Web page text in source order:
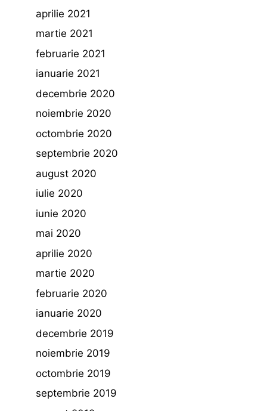
aprilie 2021
martie 2021
februarie 2021
ianuarie 2021
decembrie 2020
noiembrie 2020
octombrie 2020
septembrie 2020
august 2020
iulie 2020
iunie 2020
mai 2020
aprilie 2020
martie 2020
februarie 2020
ianuarie 2020
decembrie 2019
noiembrie 2019
octombrie 2019
septembrie 2019